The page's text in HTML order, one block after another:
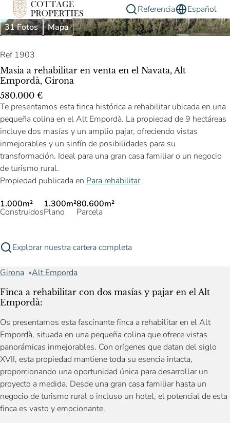
Referencia
Español
31 Fotos
Mapa
Ref 1903
Masia a rehabilitar en venta en el Navata, Alt
Empordà, Girona
580.000 €
Te presentamos esta finca histórica a rehabilitar ubicada en una
pequeña colina en el Alt Empordà. La propiedad de 9 hectáreas
incluye dos masías y un amplio pajar, ofreciendo vistas
inmejorables y un sinfín de posibilidades para su
transformación. Ideal para una gran casa familiar o un negocio
de turismo rural.
Propiedad publicada en Para rehabilitar
1.000m²
Construidos
1.300m²
Plano
80.600m²
Parcela
Explorar nuestra cartera completa
Girona Alt Emporda
Finca a rehabilitar con dos masías y pajar en el Alt
Empordà:
Os presentamos esta fascinante finca a rehabilitar en el Alt
Empordà, situada en una pequeña colina que ofrece vistas
panorámicas inmejorables. Con orígenes que datan del siglo
XVII, esta propiedad mantiene toda su esencia intacta,
proporcionando una oportunidad única para desarrollar un
proyecto a medida. Desde una gran casa familiar hasta un
negocio de turismo rural o incluso un hotel, el potencial de esta
finca es vasto y emocionante.